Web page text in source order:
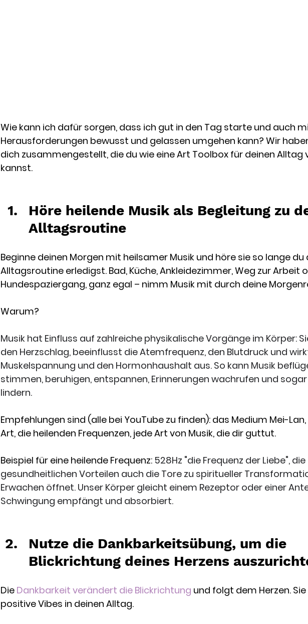
Wie kann ich dafür sorgen, dass ich gut in den Tag starte und auch
Herausforderungen bewusst und gelassen umgehen kann? Wir
dich zusammengestellt, die du wie eine Art Toolbox für deinen
kannst.
Höre heilende Musik als Begleitung zu
Alltagsroutine
Beginne deinen Morgen mit heilsamer Musik und höre sie so lange
Alltagsroutine erledigst. Bad, Küche, Ankleidezimmer, Weg zur Arbeit
Hundespaziergang, ganz egal – nimm Musik mit durch deine
Warum?
Musik hat Einfluss auf zahlreiche physikalische Vorgänge im Körper:
den Herzschlag, beeinflusst die Atemfrequenz, den Blutdruck und
Muskelspannung und den Hormonhaushalt aus. So kann Musik
stimmen, beruhigen, entspannen, Erinnerungen wachrufen und
lindern.
Empfehlungen sind (alle bei YouTube zu finden): das Medium Mei-
Art, die heilenden Frequenzen, jede Art von Musik, die dir guttut.
Beispiel für eine heilende Frequenz: 528Hz "die Frequenz der Liebe",
gesundheitlichen Vorteilen auch die Tore zu spiritueller
Erwachen öffnet. Unser Körper gleicht einem Rezeptor oder einer
Schwingung empfängt und absorbiert.
Nutze die Dankbarkeitsübung, um die
Blickrichtung deines Herzens
Die Dankbarkeit verändert die Blickrichtung und folgt dem Herzen.
positive Vibes in deinen Alltag.